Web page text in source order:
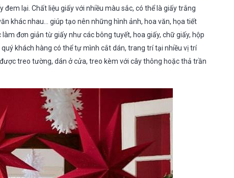
lại. Chất liệu giấy với nhiều màu sắc, có thể là giấy trắng
khác nhau… giúp tạo nên những hình ảnh, hoa văn, họa tiết
đơn giản từ giấy như các bông tuyết, hoa giấy, chữ giấy, hộp
khách hàng có thể tự mình cắt dán, trang trí tại nhiều vị trí
treo tường, dán ở cửa, treo kèm với cây thông hoặc thả trần